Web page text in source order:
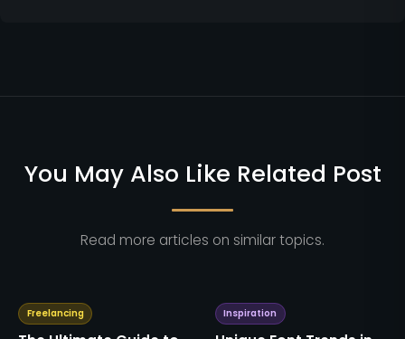
You May Also Like Related Post
Read more articles on similar topics.
Freelancing Inspiration